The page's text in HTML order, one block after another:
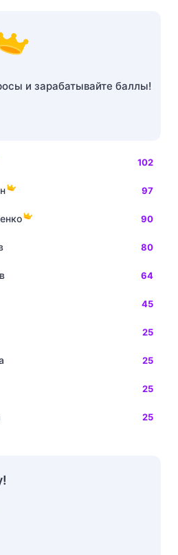
и зарабатывайте баллы!
102
97
90
80
64
45
25
25
25
25